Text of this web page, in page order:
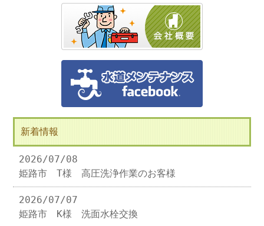
新着情報
2026/07/08
姫路市 T様 高圧洗浄作業のお客様
2026/07/07
姫路市 K様 洗面水栓交換